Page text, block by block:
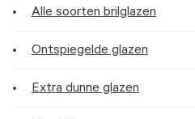
Alle soorten brilglazen
Ontspiegelde glazen
Extra dunne glazen